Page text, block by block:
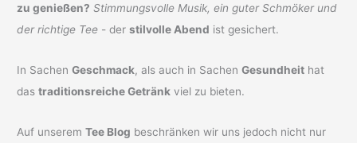
zu genießen? Stimmungsvolle Musik, ein guter Schmöker und
der richtige Tee - derstilvolle Abend ist gesichert.
In SachenGeschmack, als auch in SachenGesundheit hat
dastraditionsreiche Getränk viel zu bieten.
Auf unseremTee Blog beschränken wir uns jedoch nicht nur